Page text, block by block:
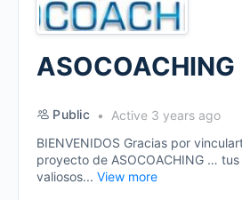
ASOCOACHING
Public
Active 3 years ago
BIENVENIDOS Gracias por
proyecto de ASOCOACHING …
valiosos... View more